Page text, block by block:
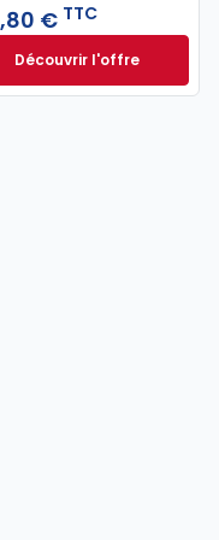
à 30,33 €
€ TTC
Découvrir l'offreL'appel expert à
Dès